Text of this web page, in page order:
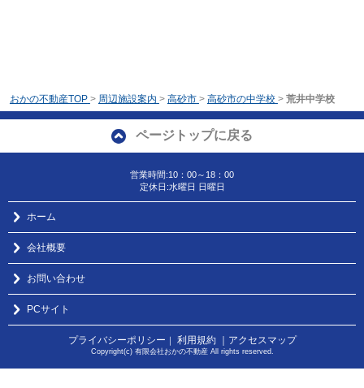
おかの不動産TOP > 周辺施設案内 > 高砂市 > 高砂市の中学校 > 荒井中学校
ページトップに戻る
営業時間:10：00～18：00
定休日:水曜日 日曜日
ホーム
会社概要
お問い合わせ
PCサイト
プライバシーポリシー ｜ 利用規約 ｜アクセスマップ
Copyright(c) 有限会社おかの不動産 All rights reserved.